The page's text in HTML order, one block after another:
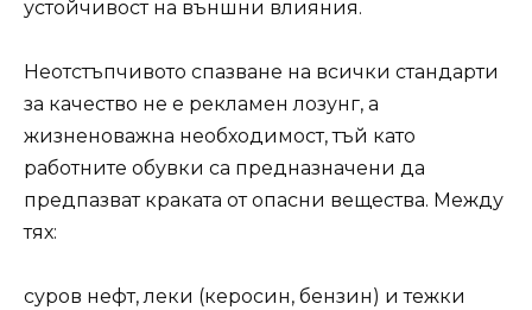
устойчивост на външни влияния.
Неотстъпчивото спазване на всички стандарти
за качество не е рекламен лозунг, а
жизненоважна необходимост, тъй като
работните обувки са предназначени да
предпазват краката от опасни вещества. Между
тях:
суров нефт, леки (керосин, бензин) и тежки